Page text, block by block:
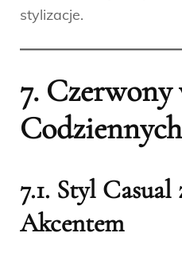
stylizacje.
7. Czerwony
7.1. Styl
Akcentem